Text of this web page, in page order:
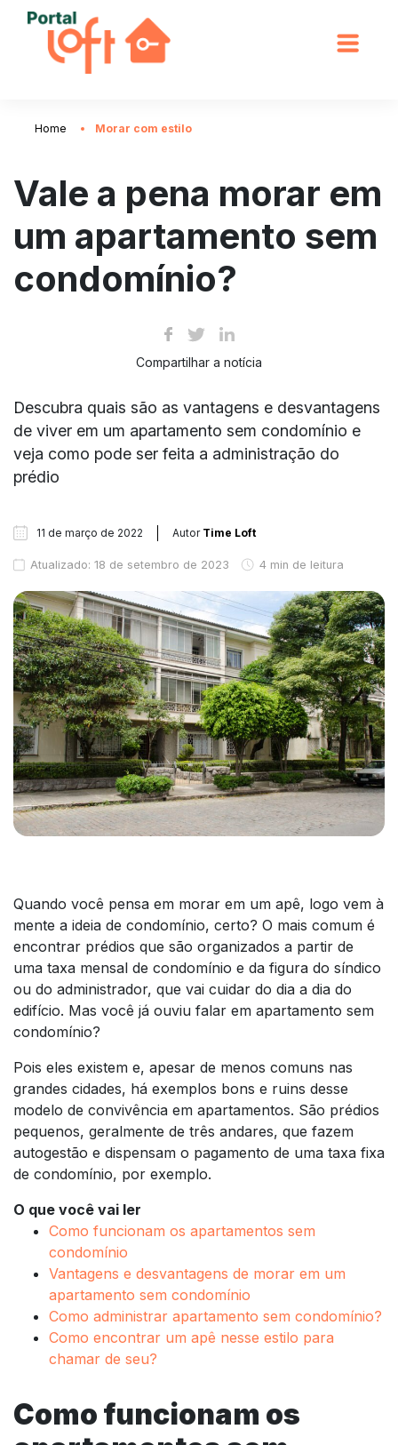
Home Morar com estilo
Vale a pena morar em
um apartamento sem
condomínio?
Compartilhar a notícia
Descubra quais são as vantagens e desvantagens
de viver em um apartamento sem condomínio e
veja como pode ser feita a administração do
prédio
11 de março de 2022 Autor Time Loft
Atualizado: 18 de setembro de 2023 4 min de leitura
Quando você pensa em morar em um apê, logo vem à
mente a ideia de condomínio, certo? O mais comum é
encontrar prédios que são organizados a partir de
uma taxa mensal de condomínio e da figura do síndico
ou do administrador, que vai cuidar do dia a dia do
edifício. Mas você já ouviu falar em apartamento sem
condomínio?
Pois eles existem e, apesar de menos comuns nas
grandes cidades, há exemplos bons e ruins desse
modelo de convivência em apartamentos. São prédios
pequenos, geralmente de três andares, que fazem
autogestão e dispensam o pagamento de uma taxa fixa
de condomínio, por exemplo.
O que você vai ler
Como funcionam os apartamentos sem
condomínio
Vantagens e desvantagens de morar em um
apartamento sem condomínio
Como administrar apartamento sem condomínio?
Como encontrar um apê nesse estilo para
chamar de seu?
Como funcionam os